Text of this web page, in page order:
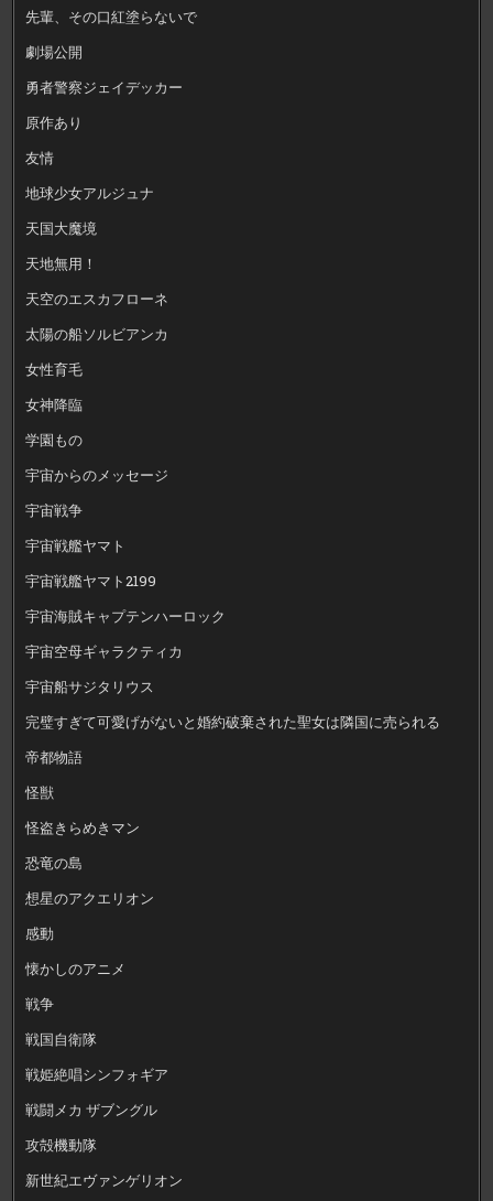
先輩、その口紅塗らないで
劇場公開
勇者警察ジェイデッカー
原作あり
友情
地球少女アルジュナ
天国大魔境
天地無用！
天空のエスカフローネ
太陽の船ソルビアンカ
女性育毛
女神降臨
学園もの
宇宙からのメッセージ
宇宙戦争
宇宙戦艦ヤマト
宇宙戦艦ヤマト2199
宇宙海賊キャプテンハーロック
宇宙空母ギャラクティカ
宇宙船サジタリウス
完璧すぎて可愛げがないと婚約破棄された聖女は隣国に売られる
帝都物語
怪獣
怪盗きらめきマン
恐竜の島
想星のアクエリオン
感動
懐かしのアニメ
戦争
戦国自衛隊
戦姫絶唱シンフォギア
戦闘メカ ザブングル
攻殻機動隊
新世紀エヴァンゲリオン